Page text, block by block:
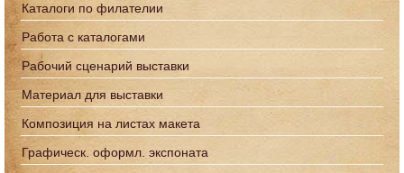
Каталоги по филателии
Работа с каталогами
Рабочий сценарий выставки
Материал для выставки
Композиция на листах макета
Графическ. оформл. экспоната